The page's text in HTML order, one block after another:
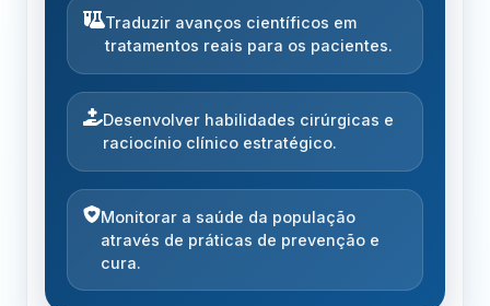
Traduzir avanços científicos em
tratamentos reais para os pacientes.
Desenvolver habilidades cirúrgicas e
raciocínio clínico estratégico.
Monitorar a saúde da população
através de práticas de prevenção e
cura.